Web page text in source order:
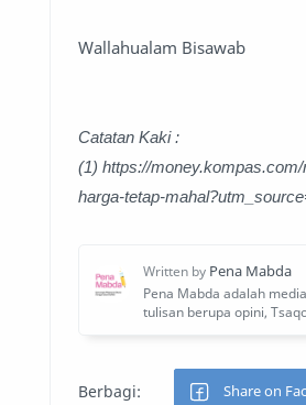
Wallahualam Bisawab
Catatan Kaki :
(1) https://
harga-tetap-